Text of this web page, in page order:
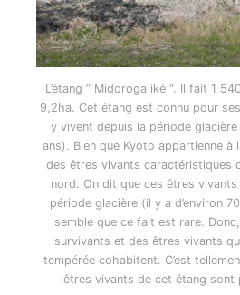
L’étang ” Midoroga iké “. Il fait 1
9,2ha. Cet étang est connu pour
y vivent depuis la période
ans). Bien que Kyoto appartienne à
des êtres vivants caractéristiques
nord. On dit que ces êtres
période glacière (il y a d’environ
semble que ce fait est rare.
survivants et des êtres vivants
tempérée cohabitent. C’est
êtres vivants de cet étang sont